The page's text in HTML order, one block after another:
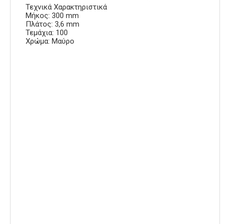
Τεχνικά Χαρακτηριστικά
Μήκος: 300 mm
Πλάτος: 3,6 mm
Τεμάχια: 100
Χρώμα: Μαύρο